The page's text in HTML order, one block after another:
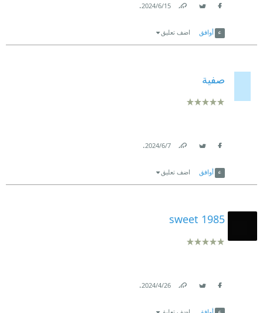
15‏/6‏/2024
.
أوافق اضف تعليق
صفية
7‏/6‏/2024
.
أوافق اضف تعليق
sweet 1985
26‏/4‏/2024
.